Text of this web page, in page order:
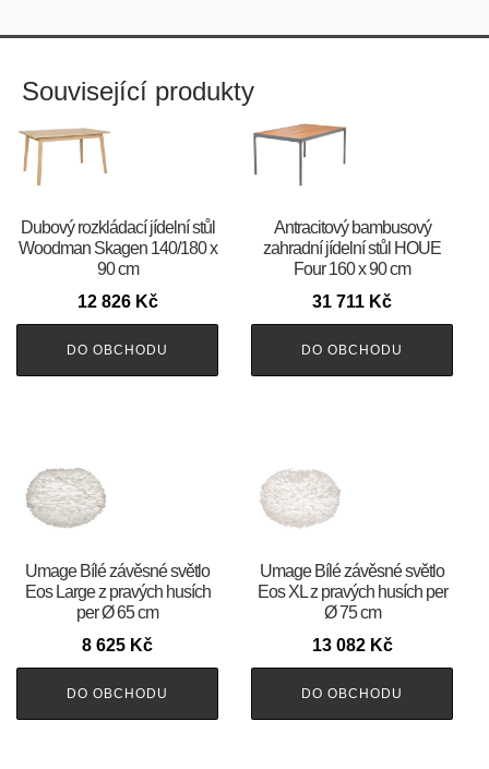
Související produkty
Dubový rozkládací jídelní stůl
Woodman Skagen 140/180 x
90 cm
12 826 Kč
DO OBCHODU
Antracitový bambusový
zahradní jídelní stůl HOUE
Four 160 x 90 cm
31 711 Kč
DO OBCHODU
Umage Bílé závěsné světlo
Eos Large z pravých husích
per Ø 65 cm
8 625 Kč
DO OBCHODU
Umage Bílé závěsné světlo
Eos XL z pravých husích per
Ø 75 cm
13 082 Kč
DO OBCHODU